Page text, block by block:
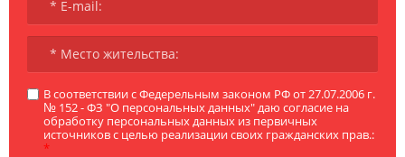
В соответствии с Федерельным законом РФ от 27.07.2006 г.
№ 152 - ФЗ "О персональных данных" даю согласие на
обработку персональных данных из первичных
источников с целью реализации своих гражданских прав.:
*